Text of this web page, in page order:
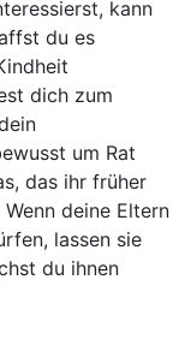
kann
du es
dich zum
um Rat
das ihr früher
deine Eltern
lassen sie
du ihnen